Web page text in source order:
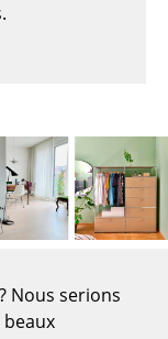
Nous serions